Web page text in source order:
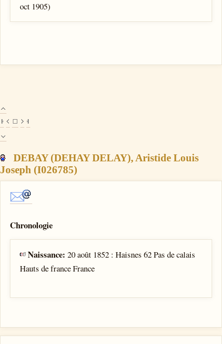
oct 1905)
DEBAY (DEHAY DELAY), Aristide Louis
Joseph (I026785)
Chronologie
Naissance:20 août 1852 : Haisnes 62 Pas de calais
Hauts de france France